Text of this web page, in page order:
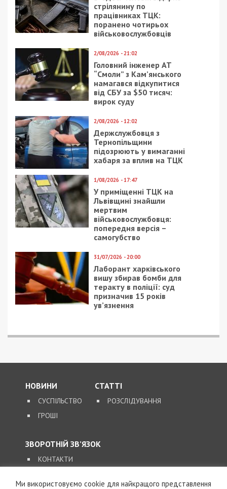
стрілянину по
працівниках ТЦК:
поранено чотирьох
військовослужбовців
2/08/2026 - 21:02
Головний інженер АТ
“Смоли” з Кам’янського
намагався відкупитися
від СБУ за $50 тисяч:
вирок суду
2/08/2026 - 12:02
Держслужбовця з
Тернопільщини
підозрюють у вимаганні
хабаря за вплив на ТЦК
1/08/2026 - 17:47
У приміщенні ТЦК на
Львівщині знайшли
мертвим
військовослужбовця:
попередня версія –
самогубство
31/07/2026 - 20:00
Лаборант харківського
вишу збирав бомби для
теракту в поліції: суд
призначив 15 років
ув’язнення
НОВИНИ
СУСПІЛЬСТВО
ГРОШІ
СТАТТІ
РОЗСЛІДУВАННЯ
ЗВОРОТНІЙ ЗВ’ЯЗОК
КОНТАКТИ
SUPPORT@49000.COM.UA
Ми використовуємо cookie для найкращого представлення